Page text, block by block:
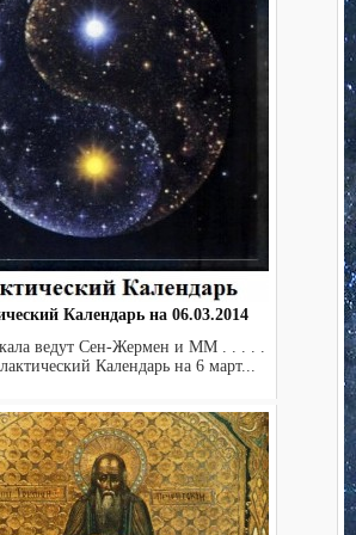
Календарь на 06.03.2014
ведут Сен-Жермен и ММ . . . . .
Календарь на 6 март...